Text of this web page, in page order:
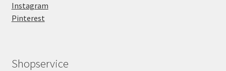
Instagram
Pinterest
Shopservice